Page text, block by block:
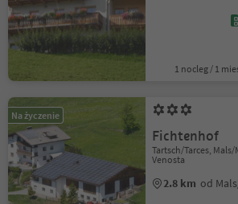
1 nocleg / 1
Na życzenie
Fichtenhof
Tartsch/Tarces,
Venosta
2.8 km od